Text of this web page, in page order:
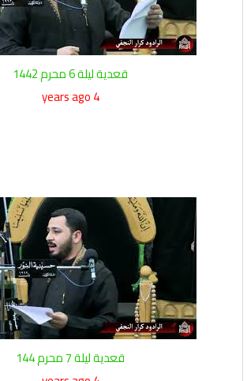
قعدية ليلة 6 محرم 1442
4 years ago
قعدية ليلة 7 محرم 144